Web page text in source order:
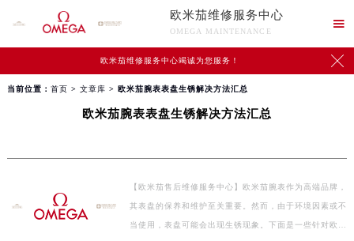
欧米茄维修服务中心
OMEGA MAINTENANCE

欧米茄维修服务中心竭诚为您服务！ 
当前位置： 首页 > 文章库 > 欧米茄腕表表盘生锈解决方法汇总
欧米茄腕表表盘生锈解决方法汇总
【欧米茄售后维修服务中心】欧米茄腕表作为高端品牌，
其表盘的保养和维护至关重要。然而，由于环境因素或不
当使用，表盘可能会出现生锈现象。下面是一些针对欧…